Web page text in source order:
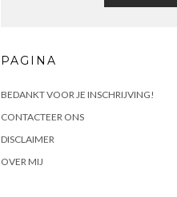
PAGINA
BEDANKT VOOR JE INSCHRIJVING!
CONTACTEER ONS
DISCLAIMER
OVER MIJ